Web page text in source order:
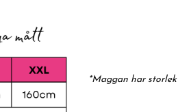
*Maggan har